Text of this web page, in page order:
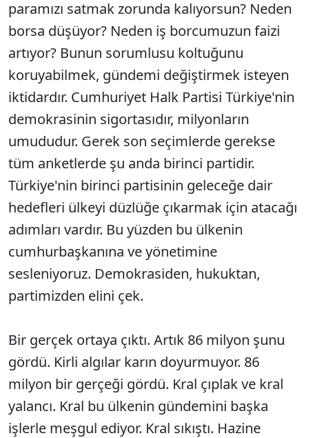
paramızı satmak zorunda kalıyorsun? Neden
borsa düşüyor? Neden iş borcumuzun faizi
artıyor? Bunun sorumlusu koltuğunu
koruyabilmek, gündemi değiştirmek isteyen
iktidardır. Cumhuriyet Halk Partisi Türkiye'nin
demokrasinin sigortasıdır, milyonların
umududur. Gerek son seçimlerde gerekse
tüm anketlerde şu anda birinci partidir.
Türkiye'nin birinci partisinin geleceğe dair
hedefleri ülkeyi düzlüğe çıkarmak için atacağı
adımları vardır. Bu yüzden bu ülkenin
cumhurbaşkanına ve yönetimine
sesleniyoruz. Demokrasiden, hukuktan,
partimizden elini çek.
Bir gerçek ortaya çıktı. Artık 86 milyon şunu
gördü. Kirli algılar karın doyurmuyor. 86
milyon bir gerçeği gördü. Kral çıplak ve kral
yalancı. Kral bu ülkenin gündemini başka
işlerle meşgul ediyor. Kral sıkıştı. Hazine